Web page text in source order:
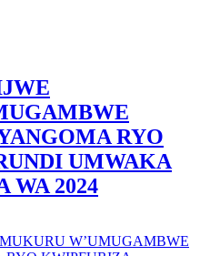
RYO
UMWAKA
WA 2024